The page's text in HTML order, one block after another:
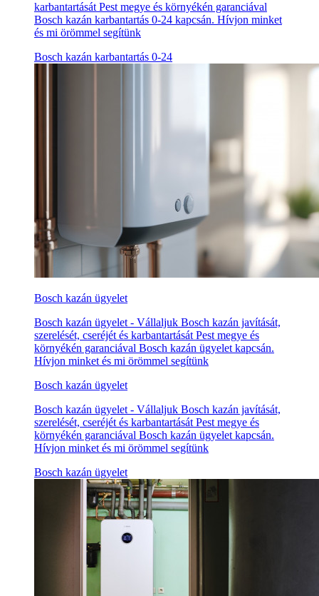
karbantartását Pest megye és környékén garanciával
Bosch kazán karbantartás 0-24 kapcsán. Hívjon minket
és mi örömmel segítünk
Bosch kazán karbantartás 0-24
Bosch kazán ügyelet
Bosch kazán ügyelet - Vállaljuk Bosch kazán javítását,
szerelését, cseréjét és karbantartását Pest megye és
környékén garanciával Bosch kazán ügyelet kapcsán.
Hívjon minket és mi örömmel segítünk
Bosch kazán ügyelet
Bosch kazán ügyelet - Vállaljuk Bosch kazán javítását,
szerelését, cseréjét és karbantartását Pest megye és
környékén garanciával Bosch kazán ügyelet kapcsán.
Hívjon minket és mi örömmel segítünk
Bosch kazán ügyelet